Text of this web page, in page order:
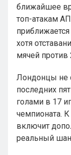
ближайшее
топ-атакам
хотя
мячей против
Лондонцы не
последних
голами в 17
чемпионата.
включит
реальный